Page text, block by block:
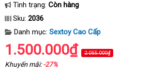
Tình trạng: Còn hàng
Sku: 2036
Danh mục: Sextoy Cao Cấp
1.500.000₫ 2.055.000₫
Khuyến mãi:-27%